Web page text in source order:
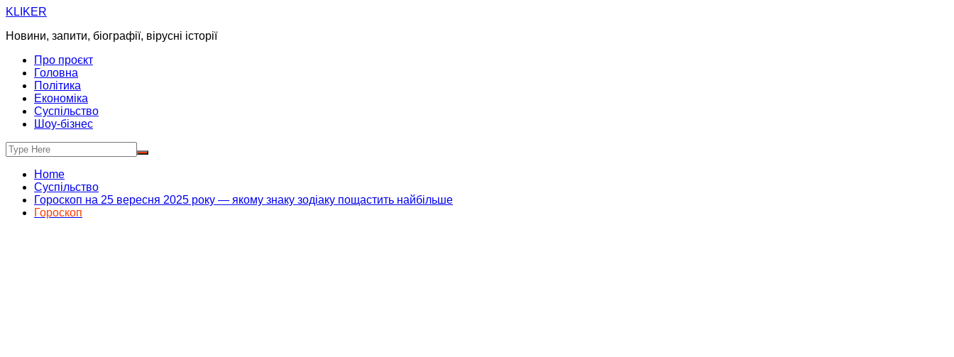
Skip
content
KLIKER
Новини, запити, біографії, вірусні історії
Про проєкт
Головна
Політика
Економіка
Суспільство
Шоу-бізнес
Home
Суспільство
Гороскоп на 25 вересня 2025 року — якому знаку зодіаку пощастить найбільше
Гороскоп